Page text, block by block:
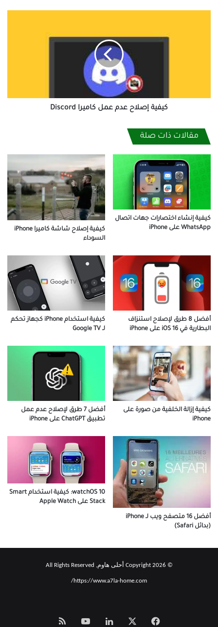
كيفية إصلاح عدم عمل كاميرا Discord
مقالات ذات صلة
كيفية إنشاء اختصارات جهات اتصال
WhatsApp على iPhone
كيفية إصلاح شاشة كاميرا iPhone
السوداء
أفضل 8 طرق لإصلاح استنزاف
البطارية في iOS 16 على iPhone
كيفية استخدام iPhone كجهاز تحكم
لـ Google TV
كيفية إزالة الخلفية من صورة على
iPhone
أفضل 7 طرق لإصلاح عدم عمل
تطبيق ChatGPT على iPhone
أفضل 16 متصفح ويب لـ iPhone
(بدائل Safari)
watchOS 10: كيفية استخدام Smart
Stack على Apple Watch
© Copyright 2026 أحلى هاوم, All Rights Reserved
https://www.a7la-home.com/
فيسبوك لينكدإن‫YouTube
Smart